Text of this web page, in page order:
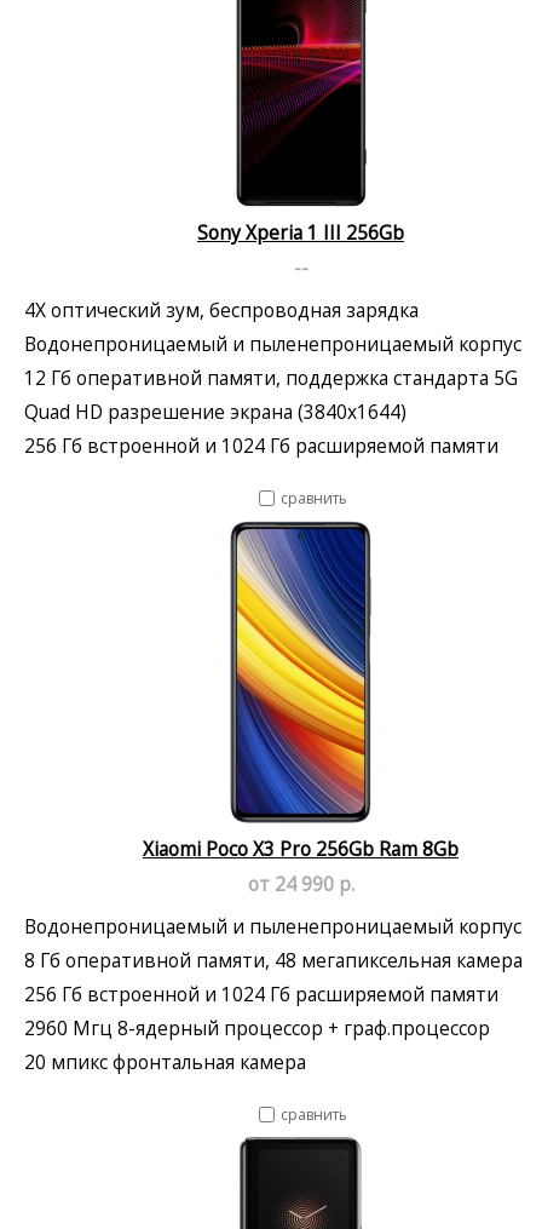
Sony Xperia 1 III 256Gb
--
4X оптический зум, беспроводная зарядка
Водонепроницаемый и пыленепроницаемый корпус
12 Гб оперативной памяти, поддержка стандарта 5G
Quad HD разрешение экрана (3840x1644)
256 Гб встроенной и 1024 Гб расширяемой памяти
сравнить
Xiaomi Poco X3 Pro 256Gb Ram 8Gb
от 24 990 р.
Водонепроницаемый и пыленепроницаемый корпус
8 Гб оперативной памяти, 48 мегапиксельная камера
256 Гб встроенной и 1024 Гб расширяемой памяти
2960 Мгц 8-ядерный процессор + граф.процессор
20 мпикс фронтальная камера
сравнить